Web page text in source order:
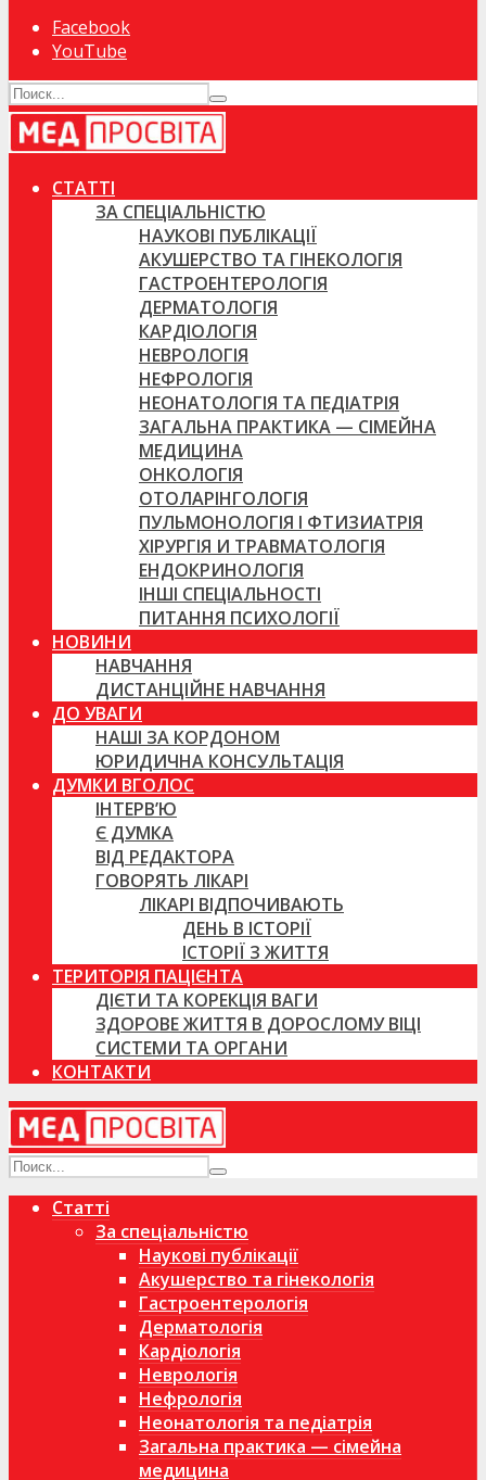
Facebook
YouTube
СТАТТІ
ЗА СПЕЦІАЛЬНІСТЮ
НАУКОВІ ПУБЛІКАЦІЇ
АКУШЕРСТВО ТА ГІНЕКОЛОГІЯ
ГАСТРОЕНТЕРОЛОГІЯ
ДЕРМАТОЛОГІЯ
КАРДІОЛОГІЯ
НЕВРОЛОГІЯ
НЕФРОЛОГІЯ
НЕОНАТОЛОГІЯ ТА ПЕДІАТРІЯ
ЗАГАЛЬНА ПРАКТИКА — СІМЕЙНА
МЕДИЦИНА
ОНКОЛОГІЯ
ОТОЛАРІНГОЛОГІЯ
ПУЛЬМОНОЛОГІЯ І ФТИЗИАТРІЯ
ХІРУРГІЯ И ТРАВМАТОЛОГІЯ
ЕНДОКРИНОЛОГІЯ
ІНШІ СПЕЦІАЛЬНОСТІ
ПИТАННЯ ПСИХОЛОГІЇ
НОВИНИ
НАВЧАННЯ
ДИСТАНЦІЙНЕ НАВЧАННЯ
ДО УВАГИ
НАШІ ЗА КОРДОНОМ
ЮРИДИЧНА КОНСУЛЬТАЦІЯ
ДУМКИ ВГОЛОС
ІНТЕРВ’Ю
Є ДУМКА
ВІД РЕДАКТОРА
ГОВОРЯТЬ ЛІКАРІ
ЛІКАРІ ВІДПОЧИВАЮТЬ
ДЕНЬ В ІСТОРІЇ
ІСТОРІЇ З ЖИТТЯ
ТЕРИТОРІЯ ПАЦІЄНТА
ДІЄТИ ТА КОРЕКЦІЯ ВАГИ
ЗДОРОВЕ ЖИТТЯ В ДОРОСЛОМУ ВІЦІ
СИСТЕМИ ТА ОРГАНИ
КОНТАКТИ
Статті
За спеціальністю
Наукові публікації
Акушерство та гінекологія
Гастроентерологія
Дерматологія
Кардіологія
Неврологія
Нефрологія
Неонатологія та педіатрія
Загальна практика — сімейна
медицина